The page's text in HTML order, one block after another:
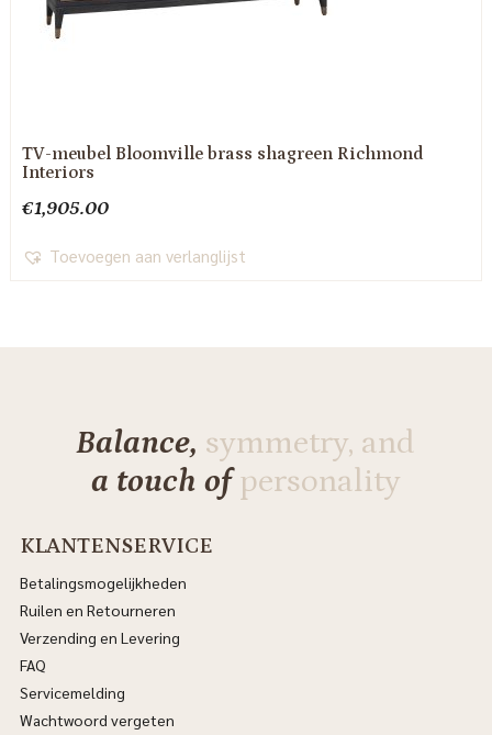
TV-meubel Bloomville brass shagreen Richmond
Interiors
€1,905.00
Toevoegen aan verlanglijst
Balance, symmetry, and
a touch ofpersonality
KLANTENSERVICE
Betalingsmogelijkheden
Ruilen en Retourneren
Verzending en Levering
FAQ
Servicemelding
Wachtwoord vergeten